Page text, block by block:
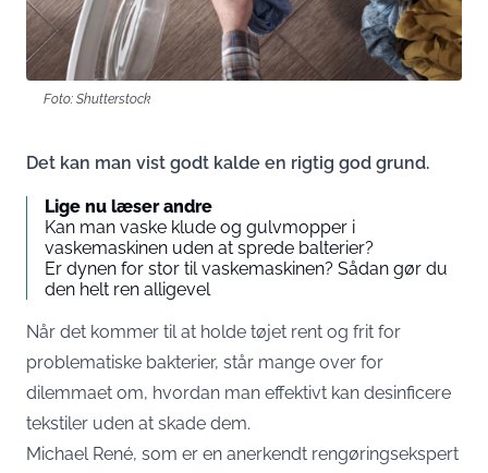
Foto: Shutterstock
Det kan man vist godt kalde en rigtig god grund.
Lige nu læser andre
Kan man vaske klude og gulvmopper i
vaskemaskinen uden at sprede balterier?
Er dynen for stor til vaskemaskinen? Sådan gør du
den helt ren alligevel
Når det kommer til at holde tøjet rent og frit for
problematiske bakterier, står mange over for
dilemmaet om, hvordan man effektivt kan desinficere
tekstiler uden at skade dem.
Michael René, som er en anerkendt rengøringsekspert